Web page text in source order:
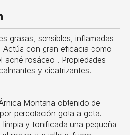
grasas, sensibles, inflamadas
Actúa con gran eficacia como
acné rosáceo . Propiedades
y cicatrizantes.
Montana obtenido de
percolación gota a gota.
limpia y tonificada una pequeña